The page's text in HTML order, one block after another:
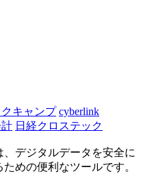
キャンプ cyberlink
計 日経クロステック
デジタルデータを安全に
めの便利なツールです。